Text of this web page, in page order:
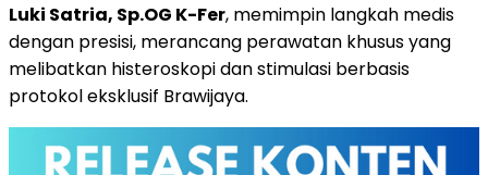
Luki Satria, Sp.OG K-Fer, memimpin langkah medis
dengan presisi, merancang perawatan khusus yang
melibatkan histeroskopi dan stimulasi berbasis
protokol eksklusif Brawijaya.